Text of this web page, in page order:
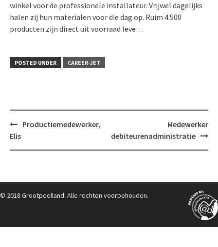
winkel voor de professionele installateur. Vrijwel dagelijks
halen zij hun materialen voor die dag op. Ruim 4.500
producten zijn direct uit voorraad leve…
POSTED UNDER CAREER-JET
Post
navigation
Productiemedewerker,
Elis
Medewerker
debiteurenadministratie
© 2018 Grootpeelland. Alle rechten voorbehouden.